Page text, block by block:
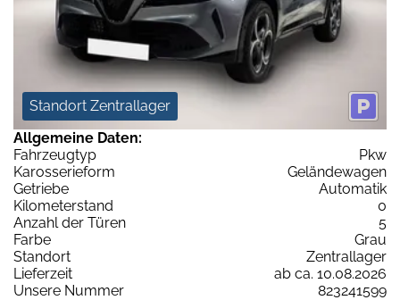
Standort Zentrallager
Allgemeine Daten:
Fahrzeugtyp
Pkw
Karosserieform
Geländewagen
Getriebe
Automatik
Kilometerstand
0
Anzahl der Türen
5
Farbe
Grau
Standort
Zentrallager
Lieferzeit
ab ca. 10.08.2026
Unsere Nummer
823241599